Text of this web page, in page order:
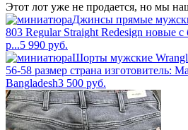
Этот лот уже не продается, но мы
Джинсы прямые
803 Regular Straight Redesign новые
р...5 990 руб.
Шорты мужские
56-58 размер страна изготовитель:
Bangladesh3 500 руб.